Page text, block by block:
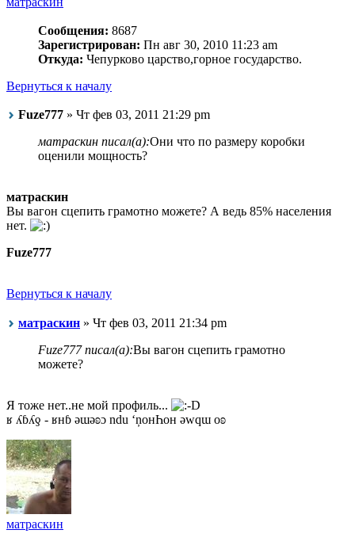
Сообщения: 8687
Зарегистрирован: Пн авг 30, 2010 11:23 am
Откуда: Чепурково царство,горное государство.
Вернуться к началу
Fuze777 » Чт фев 03, 2011 21:29 pm
матраскин писал(а):Они что по размеру коробки
оценили мощность?
матраскин
Вы вагон сцепить грамотно можете? А ведь 85% населения
нет.
Fuze777
Вернуться к началу
матраскин » Чт фев 03, 2011 21:34 pm
Fuze777 писал(а):Вы вагон сцепить грамотно
можете?
Я тоже нет..не мой профиль...
ʁ ʎɓʎƍ - ʁнɓ ǝɯǝʚɔ ndu ‘ņонҺон ǝwqɯ оʚ
матраскин